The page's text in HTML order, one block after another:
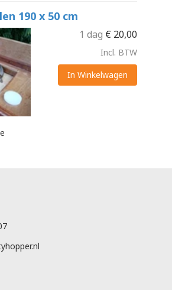
190 x 50 cm
1 dag € 20,00
Incl. BTW
In Winkelwagen